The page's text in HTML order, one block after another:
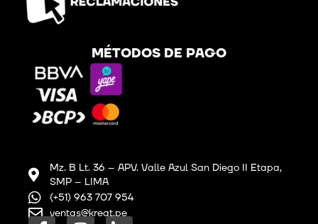
MÉTODOS DE PAGO
Mz. B Lt. 36 – APV. Valle Azul San Diego II Etapa,
SMP – LIMA
(+51) 963 707 954
ventas@kreat.pe